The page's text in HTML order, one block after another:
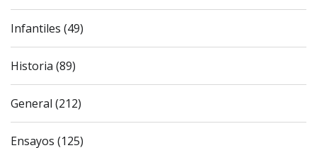
Infantiles (49)
Historia (89)
General (212)
Ensayos (125)